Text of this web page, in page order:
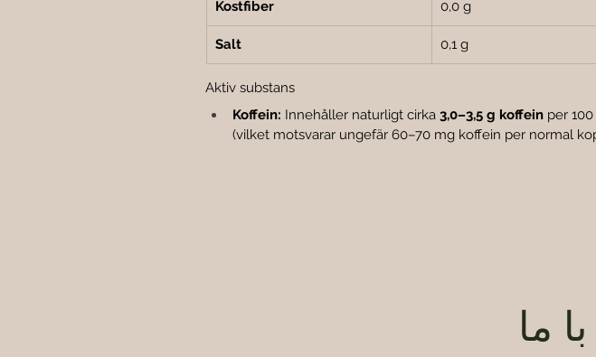
Kostfiber 0,0 g
Salt 0,1 g
Aktiv substans
Koffein: Innehåller naturligt cirka 3,0–3,5 g koffein per
(vilket motsvarar ungefär 60–70 mg koffein per normal
ما